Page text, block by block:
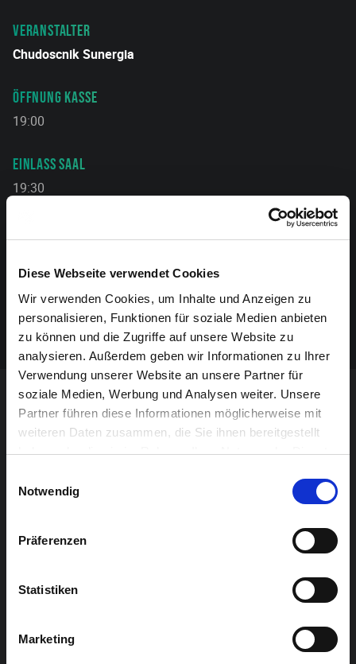
Diese Webseite verwendet Cookies
Wir verwenden Cookies, um Inhalte und Anzeigen zu
personalisieren, Funktionen für soziale Medien anbieten
zu können und die Zugriffe auf unsere Website zu
analysieren. Außerdem geben wir Informationen zu Ihrer
Verwendung unserer Website an unsere Partner für
soziale Medien, Werbung und Analysen weiter. Unsere
Partner führen diese Informationen möglicherweise mit
weiteren Daten zusammen, die Sie ihnen bereitgestellt
haben oder die sie im Rahmen Ihrer Nutzung der Dienste
Notwendig
Präferenzen
Statistiken
Marketing
VERANSTALTER
Chudoscnik Sunergia
ÖFFNUNG KASSE
19:00
EINLASS SAAL
19:30
MITFAHRGELEGENHEIT GESUCHT?
https://my-ostbelgien-fahrmit.be/bronks
COME TOGETHER AND DANCE
Daniel Offermann & Abraham Ape legen von 22:00 bis
Welcome!